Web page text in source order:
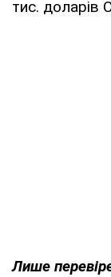
тис. доларів
Лише